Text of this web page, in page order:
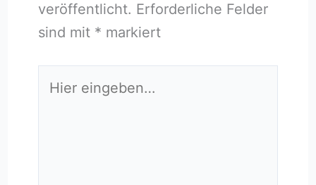
veröffentlicht. Erforderliche Felder
sind mit * markiert
eingeben…